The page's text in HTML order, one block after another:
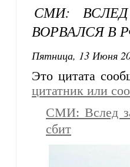
СМИ:
ВОРВАЛСЯ В
Пятница, 13 Июня
Это цитата
цитатник или
СМИ: Вслед
сбит